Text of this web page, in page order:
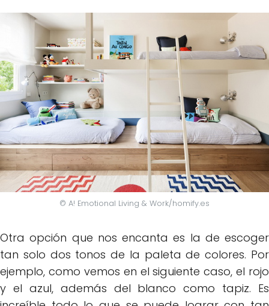
© A! Emotional Living & Work/homify.es
Otra opción que nos encanta es la de escoger
tan solo dos tonos de la paleta de colores. Por
ejemplo, como vemos en el siguiente caso, el rojo
y el azul, además del blanco como tapiz. Es